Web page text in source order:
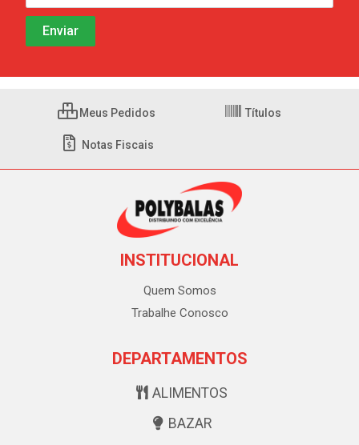
Meus Pedidos Títulos
Notas Fiscais
INSTITUCIONAL
Quem Somos
Trabalhe Conosco
DEPARTAMENTOS
ALIMENTOS
BAZAR